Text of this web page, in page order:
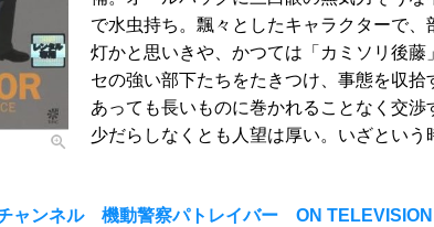
で水虫持ち。飄々としたキャラクターで
灯かと思いきや、かつては「カミソリ後
セの強い部下たちをたきつけ、事態を収
あっても長いものに巻かれることなく交
少だらしなくとも人望は厚い。いざという
ャンネル 機動警察パトレイバー ON